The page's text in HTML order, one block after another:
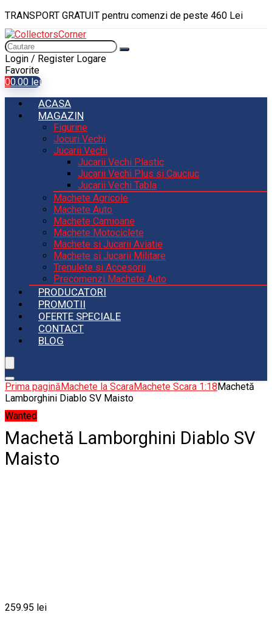
TRANSPORT GRATUIT pentru comenzi de peste 460 Lei
Login / Register Logare
Favorite
00.00 lei
ACASA
MAGAZIN
Figurine
Jocuri Vechi
Jucarii Vechi
Jucarii Vechi Plastic
Jucarii Vechi Plus si Cauciuc
Jucarii Vechi Tabla
Machete Agricole
Machete Auto
Machete Camioane
Machete Motociclete
Machete si Jucarii Aviatie
Machete si Jucarii Militare
Trenulete si Accesorii
Precomenzi Machete Auto
PRODUCATORI
PROMOTII
OFERTE SPECIALE
CONTACT
BLOG
Prima paginăMachete la ScaraMachete Scara 1:18Machetă
Lamborghini Diablo SV Maisto
Wanted
Machetă Lamborghini Diablo SV
Maisto
259.95 lei